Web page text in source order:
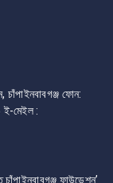
চাঁপাইনবাবগঞ্জ ফোন:
মেইল :
ফাউন্ডেশন’